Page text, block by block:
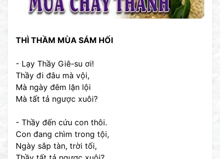
THÌ THẦM MÙA SÁM HỐI
- Lạy Thầy Giê-su ơi!
Thầy đi đâu mà vội,
Mà ngày đêm lặn lội
Mà tất tả ngược xuôi?
- Thầy đến cứu con thôi.
Con đang chìm trong tội,
Ngày sắp tàn, trời tối,